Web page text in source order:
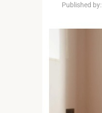
Published by: